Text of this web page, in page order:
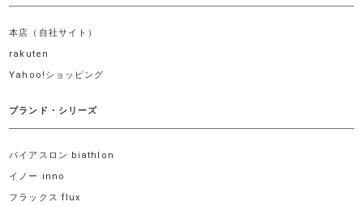
本店（自社サイト）
rakuten
Yahoo!ショッピング
ブランド・シリーズ
バイアスロン biathlon
イノー inno
フラックス flux